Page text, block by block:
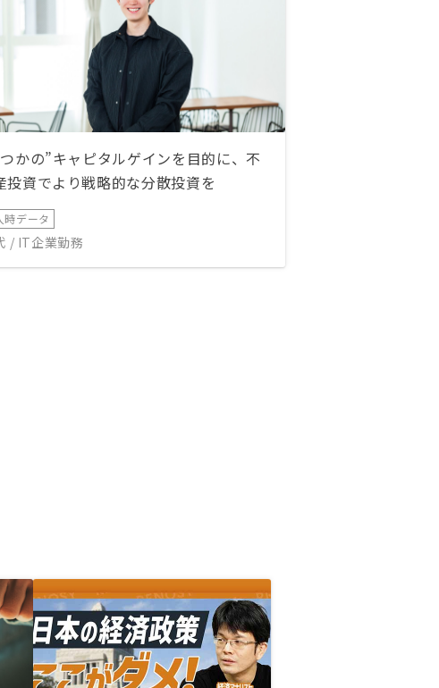
かの”キャピタルゲインを目的に、不
投資でより戦略的な分散投資を
時データ
/ IT企業勤務